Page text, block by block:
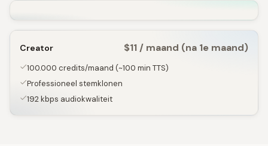
Creator $11 / maand (na 1e maand)
100.000 credits/maand (~100 min TTS)
Professioneel stemklonen
192 kbps audiokwaliteit